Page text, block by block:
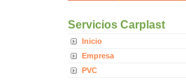
Servicios Carplast
Inicio
Empresa
PVC